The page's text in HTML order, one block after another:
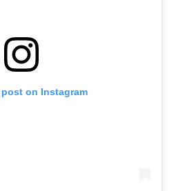
on Instagram